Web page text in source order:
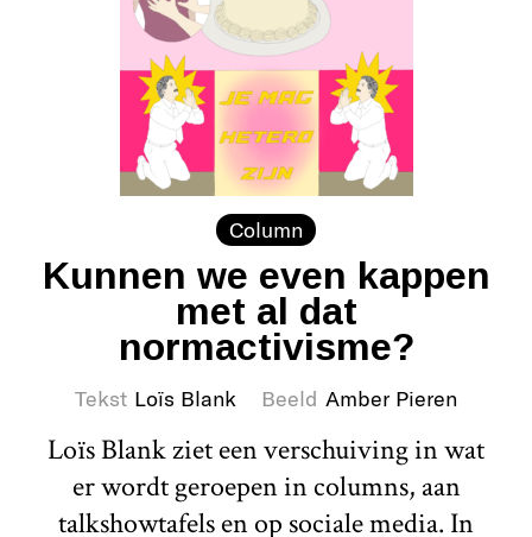
Column
Kunnen we even kappen
met al dat
normactivisme?
Tekst Loïs Blank Beeld Amber Pieren
Loïs Blank ziet een verschuiving in wat
er wordt geroepen in columns, aan
talkshowtafels en op sociale media. In